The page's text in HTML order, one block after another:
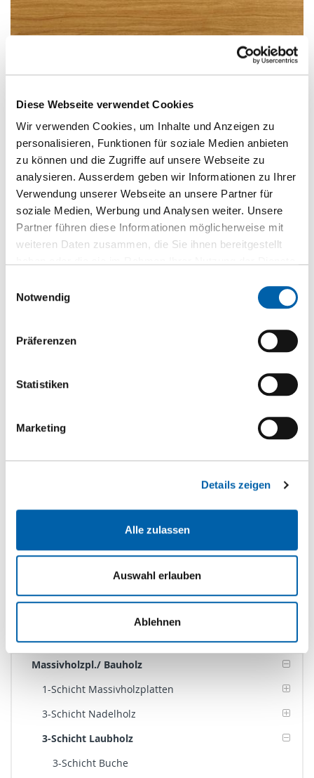
Diese Webseite verwendet Cookies
Wir verwenden Cookies, um Inhalte und Anzeigen zu
personalisieren, Funktionen für soziale Medien anbieten
zu können und die Zugriffe auf unsere Webseite zu
analysieren. Ausserdem geben wir Informationen zu Ihrer
Verwendung unserer Webseite an unsere Partner für
soziale Medien, Werbung und Analysen weiter. Unsere
Partner führen diese Informationen möglicherweise mit
weiteren Daten zusammen, die Sie ihnen bereitgestellt
Notwendig
Präferenzen
Statistiken
Marketing
Details zeigen
Alle zulassen
Auswahl erlauben
Ablehnen
3-Schicht Eiche europäisch A/B durchgehende Lamellen ECO
TEC
Boden
Kleben
Massivholzpl./ Bauholz
1-Schicht Massivholzplatten
3-Schicht Nadelholz
3-Schicht Laubholz
3-Schicht Buche